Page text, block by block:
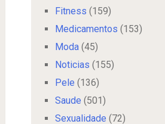
Fitness (159)
Medicamentos (153)
Moda(45)
Noticias (155)
Pele (136)
Saude (501)
Sexualidade (72)